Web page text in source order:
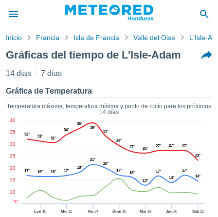
de
ha sido
por
para
que la
calidad.
a este
las
y
forma
digital
Inicio Francia Isla de Francia Valle del Oise L'Isle-
Gráficas del tiempo de L'Isle-Adam
14 días 7 días
Gráfica de Temperatura
Temperatura máxima, temperatura mínima y punto de rocío para los próximos
14 días
Lun 10 Mié 12 Vie 14 Dom16 Mar18 Jue 20 Sáb22
10
15
20
25
30
35
40
°C
32° 31° 31°
34°
36°
39°
33°
29°
27°
26°
27° 27° 27°
23°
17° 16° 16° 17°
18°
21°
20°
17°
16°
13°
17°
14°
17°
14°